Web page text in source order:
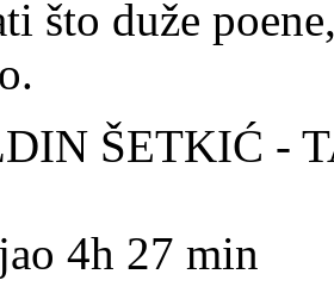
što duže
ŠETKIĆ -
4h 27 min